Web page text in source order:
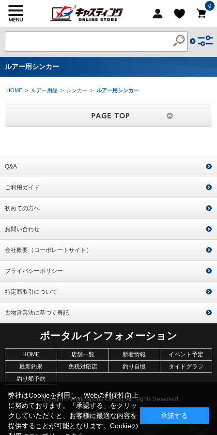
0
ルアー用シンカー
HOME > ルアー用品 > シンカー > ルアー用シンカー
Q&A
ご利用ガイド
初めての方へ
お問い合わせ
会社概要（コーポレートサイト）
プライバシーポリシー
特定商取引について
古物営業法に基づく表記
ポータルインフォメーション
HOME 店舗一覧 新着情報
イベント予定
最新釣果
免税対応店 釣り自慢
タイドグラフ
釣り船予約
Copyright © World sports Co.,Ltd. All Rights Reserved.
弊社はCookieを利用し、Webの利便性向上
に努めております。「承認する」をクリッ
クしていただくと、お客様に最適な内容を
提供することが可能となります。Cookieの
承諾する